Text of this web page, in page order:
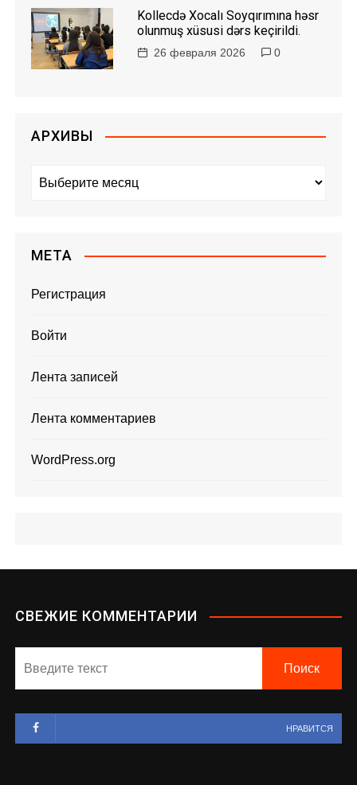
Kollecdə Xocalı Soyqırımına həsr
olunmuş xüsusi dərs keçirildi.
26 февраля 2026 0
АРХИВЫ
в
МЕТА
Регистрация
Войти
Лента записей
Лента комментариев
WordPress.org
СВЕЖИЕ КОММЕНТАРИИ
НРАВИТСЯ